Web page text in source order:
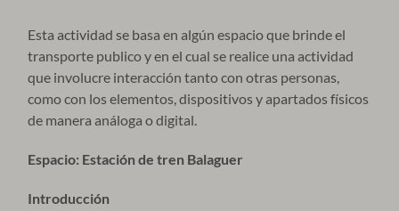
Esta actividad se basa en algún espacio que brinde el
transporte publico y en el cual se realice una actividad
que involucre interacción tanto con otras personas,
como con los elementos, dispositivos y apartados físicos
de manera análoga o digital.
Espacio: Estación de tren Balaguer
Introducción